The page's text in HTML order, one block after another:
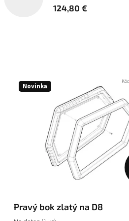
124,80 €
Novinka
Pravý bok zlatý na D8